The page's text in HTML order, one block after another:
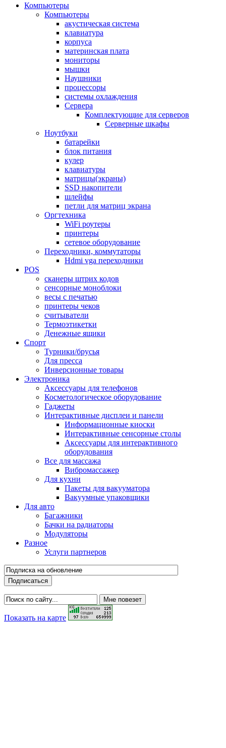
Компьютеры
Компьютеры
акустическая система
клавиатура
корпуса
материнская плата
мониторы
мышки
Наушники
процессоры
системы охлаждения
Сервера
Комплектующие для серверов
Серверные шкафы
Ноутбуки
батарейки
блок питания
кулер
клавиатуры
матрицы(экраны)
SSD накопители
шлейфы
петли для матриц экрана
Оргтехника
WiFi роутеры
принтеры
сетевое оборудование
Переходники, коммутаторы
Hdmi vga переходники
POS
сканеры штрих кодов
сенсорные моноблоки
весы с печатью
принтеры чеков
считыватели
Термоэтикетки
Денежные ящики
Спорт
Турники/брусья
Для пресса
Инверсионные товары
Электроника
Аксессуары для телефонов
Косметологическое оборудование
Гаджеты
Интерактивные дисплеи и панели
Информационные киоски
Интерактивные сенсорные столы
Аксессуары для интерактивного
оборудования
Все для массажа
Вибромассажер
Для кухни
Пакеты для вакууматора
Вакуумные упаковщики
Для авто
Багажники
Бачки на радиаторы
Модуляторы
Разное
Услуги партнеров
Показать на карте